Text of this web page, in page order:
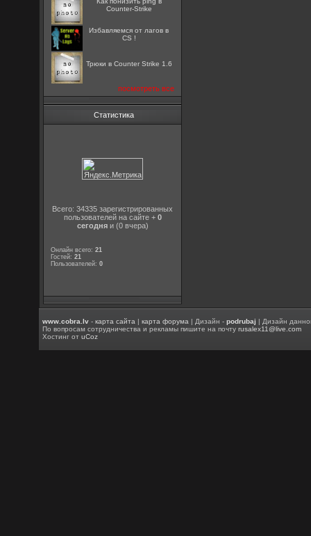
Counter-Strike
Избавляемся от лагов в
CS !
Трюки в Counter Strike 1.6
посмотреть все
Статистика
Всего: 34335 зарегистрированных
пользователей на сайте + 0
сегодняи (0 вчера)
Онлайн всего:21
Гостей:21
Пользователей:0
www.cobra.lv -карта сайта |карта форума | Дизайн -podrubaj | Дизайн
По вопросам сотрудничества и рекламы пишите на почтуrusalex11@live.com
Хостинг отuCoz